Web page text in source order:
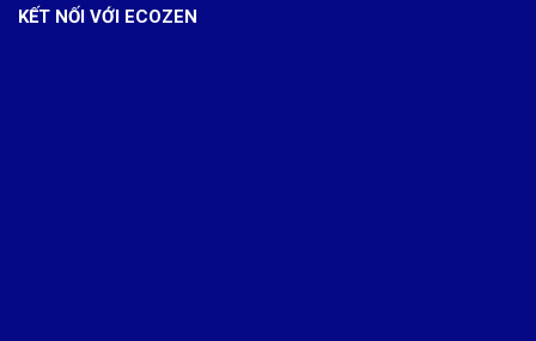
KẾT NỐI VỚI ECOZEN